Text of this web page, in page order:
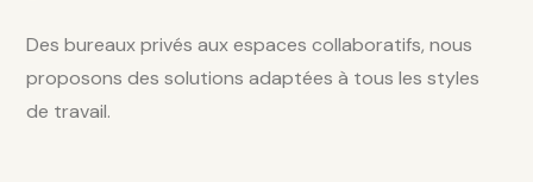
Des bureaux privés aux espaces collaboratifs, nous
proposons des solutions adaptées à tous les styles
de travail.